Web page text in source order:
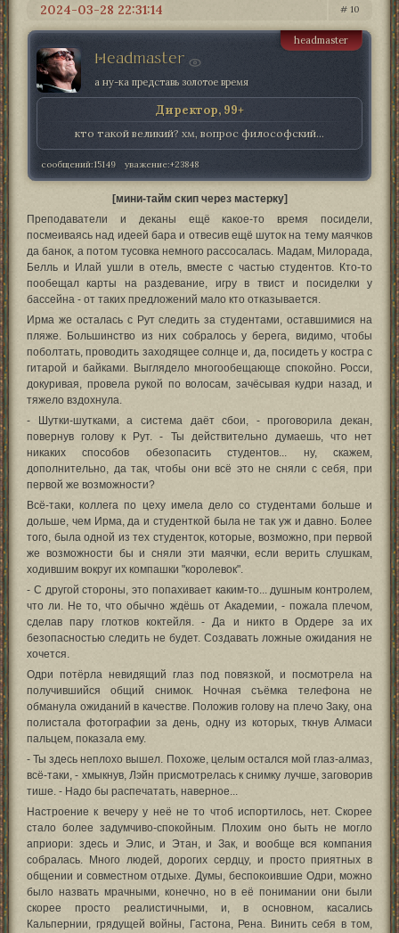
10
2024-03-28 22:31:14
Headmaster
headmaster
а ну-ка представь золотое время
Директор, 99+
кто такой великий? хм, вопрос философский...
сообщений:15149 уважение:+23848
[мини-тайм скип через мастерку]
Преподаватели и деканы ещё какое-то время посидели,
посмеиваясь над идеей бара и отвесив ещё шуток на тему маячков
да банок, а потом тусовка немного рассосалась. Мадам, Милорада,
Белль и Илай ушли в отель, вместе с частью студентов. Кто-то
пообещал карты на раздевание, игру в твист и посиделки у
бассейна - от таких предложений мало кто отказывается.
Ирма же осталась с Рут следить за студентами, оставшимися на
пляже. Большинство из них собралось у берега, видимо, чтобы
поболтать, проводить заходящее солнце и, да, посидеть у костра с
гитарой и байками. Выглядело многообещающе спокойно. Росси,
докуривая, провела рукой по волосам, зачёсывая кудри назад, и
тяжело вздохнула.
- Шутки-шутками, а система даёт сбои, - проговорила декан,
повернув голову к Рут. - Ты действительно думаешь, что нет
никаких способов обезопасить студентов... ну, скажем,
дополнительно, да так, чтобы они всё это не сняли с себя, при
первой же возможности?
Всё-таки, коллега по цеху имела дело со студентами больше и
дольше, чем Ирма, да и студенткой была не так уж и давно. Более
того, была одной из тех студенток, которые, возможно, при первой
же возможности бы и сняли эти маячки, если верить слушкам,
ходившим вокруг их компашки "королевок".
- С другой стороны, это попахивает каким-то... душным контролем,
что ли. Не то, что обычно ждёшь от Академии, - пожала плечом,
сделав пару глотков коктейля. - Да и никто в Ордере за их
безопасностью следить не будет. Создавать ложные ожидания не
хочется.
Одри потёрла невидящий глаз под повязкой, и посмотрела на
получившийся общий снимок. Ночная съёмка телефона не
обманула ожиданий в качестве. Положив голову на плечо Заку, она
полистала фотографии за день, одну из которых, ткнув Алмаси
пальцем, показала ему.
- Ты здесь неплохо вышел. Похоже, целым остался мой глаз-алмаз,
всё-таки, - хмыкнув, Лэйн присмотрелась к снимку лучше, заговорив
тише. - Надо бы распечатать, наверное...
Настроение к вечеру у неё не то чтоб испортилось, нет. Скорее
стало более задумчиво-спокойным. Плохим оно быть не могло
априори: здесь и Элис, и Этан, и Зак, и вообще вся компания
собралась. Много людей, дорогих сердцу, и просто приятных в
общении и совместном отдыхе. Думы, беспокоившие Одри, можно
было назвать мрачными, конечно, но в её понимании они были
скорее просто реалистичными, и, в основном, касались
Кальпернии, грядущей войны, Гастона, Рена. Винить себя в том,